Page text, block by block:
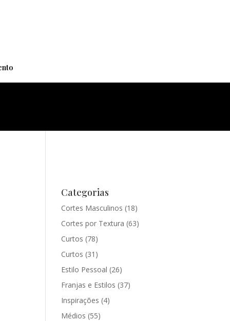
Categorias
Cortes Masculinos (18)
Cortes por Textura (63)
Curtos (78)
Curtos (31)
Estilo Pessoal (26)
Franjas e Estilos (37)
Inspirações (4)
Médios (55)